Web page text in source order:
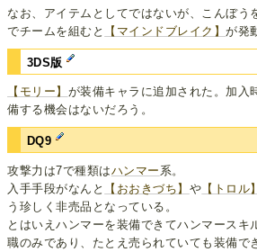
なお、アイテムとしてではないが、こんぼう
でチームを組むと
【マインドブレイク】が発
3DS版
【モリー】 が装備キャラに追加された。加入
備する機会はないだろう。
DQ9
攻撃力は7で種類はハンマー 系。
入手手段がなんと
【おおきづち】 や 【トロル】
う珍しく非売品となっている。
とはいえハンマーを装備できてハンマースキ
職のみであり、たとえ売られていても装備で